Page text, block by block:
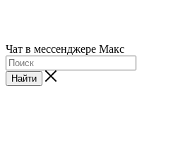
Чат в мессенджере Макс
Найти